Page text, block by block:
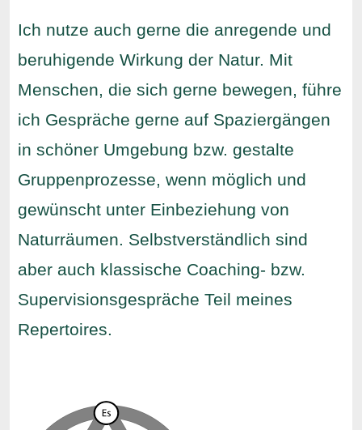
Ich nutze auch gerne die anregende und
beruhigende Wirkung der Natur. Mit
Menschen, die sich gerne bewegen, führe
ich Gespräche gerne auf Spaziergängen
in schöner Umgebung bzw. gestalte
Gruppenprozesse, wenn möglich und
gewünscht unter Einbeziehung von
Naturräumen. Selbstverständlich sind
aber auch klassische Coaching- bzw.
Supervisionsgespräche Teil meines
Repertoires.